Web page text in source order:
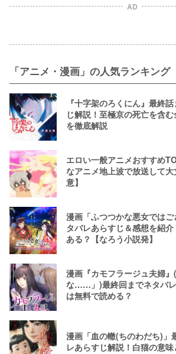
AD
「アニメ・漫画」の人気ランキング
『十字架のろくにん』最終
じ解説！至極京の死亡を含
を徹底解説
エロい一般アニメおすすめ
なアニメ地上波で放送して
意】
漫画「ふつつかな悪女では
タバレあらすじ＆感想を紹
ある？【なろう小説発】
漫画『カモフラージュ夫婦
な……」)最終回までネタバ
は無料で読める？
漫画「血の轍(ちのわだち)」
レあらすじ解説！白猫の意味